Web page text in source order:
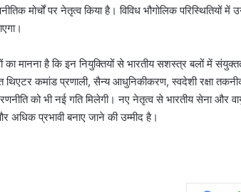
मोर्चों पर नेतृत्व किया है। विविध भौगोलिक परिस्थितियों
का मानना है कि इन नियुक्तियों से भारतीय सशस्त्र बलों में
थिएटर कमांड प्रणाली, सैन्य आधुनिकीकरण, स्वदेशी रक्षा
को भी नई गति मिलेगी। नए नेतृत्व से भारतीय सेना और
अधिक प्रभावी बनाए जाने की उम्मीद है।